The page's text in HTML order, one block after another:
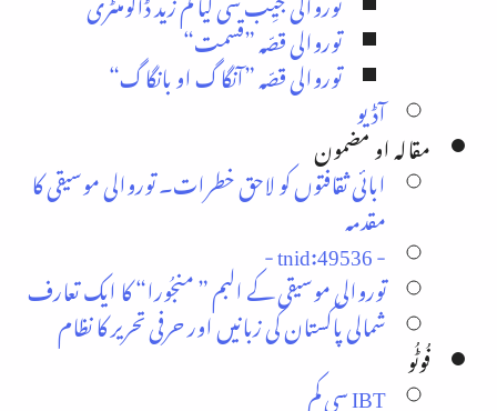
توروالی قصّہ ”قسمت“
توروالی قصّہ ”آنگاگ او بانگاگ“
آڈیو
مقالہ او مضمون
ابائی ثقافتوں کو لاحق خطرات۔ توروالی موسیقی کا
مقدمہ
- tnid:49536 -
توروالی موسیقی کے البم ” منجُورا“ کا ایک تعارف
شمالی پاکستان کی زبانیں اور حرفی تحریر کا نظام
فُوٹُو
IBT سی کم